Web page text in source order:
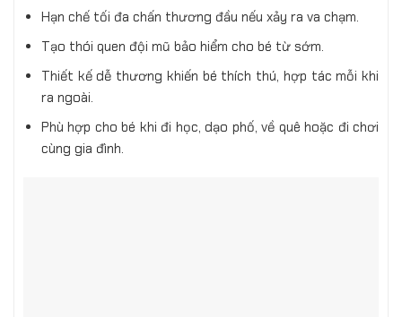
Hạn chế tối đa chấn thương đầu nếu xảy ra va chạm.
Tạo thói quen đội mũ bảo hiểm cho bé từ sớm.
Thiết kế dễ thương khiến bé thích thú, hợp tác mỗi khi
ra ngoài.
Phù hợp cho bé khi đi học, dạo phố, về quê hoặc đi chơi
cùng gia đình.